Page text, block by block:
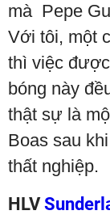
mà Pepe
Với tôi, một
thì việc
bóng này
thật sự là
Boas sau
thất nghiệp.
HLV